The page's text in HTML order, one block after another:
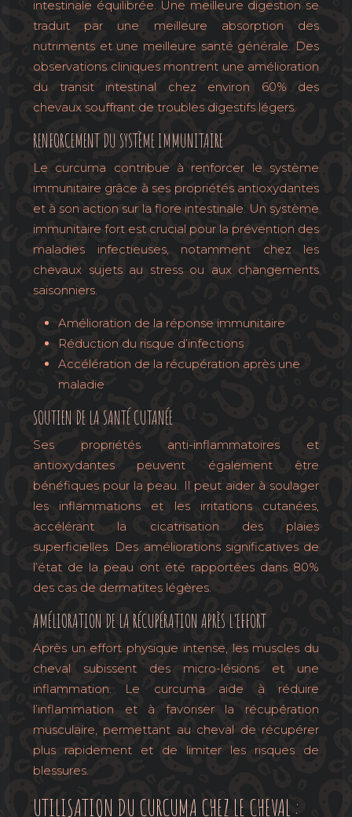
intestinale équilibrée. Une meilleure digestion se
traduit par une meilleure absorption des
nutriments et une meilleure santé générale. Des
observations cliniques montrent une amélioration
du transit intestinal chez environ 60% des
chevaux souffrant de troubles digestifs légers.
RENFORCEMENT DU SYSTÈME IMMUNITAIRE
Le curcuma contribue à renforcer le système
immunitaire grâce à ses propriétés antioxydantes
et à son action sur la flore intestinale. Un système
immunitaire fort est crucial pour la prévention des
maladies infectieuses, notamment chez les
chevaux sujets au stress ou aux changements
saisonniers.
Amélioration de la réponse immunitaire
Réduction du risque d’infections
Accélération de la récupération après une
maladie
SOUTIEN DE LA SANTÉ CUTANÉE
Ses propriétés anti-inflammatoires et
antioxydantes peuvent également être
bénéfiques pour la peau. Il peut aider à soulager
les inflammations et les irritations cutanées,
accélérant la cicatrisation des plaies
superficielles. Des améliorations significatives de
l’état de la peau ont été rapportées dans 80%
des cas de dermatites légères.
AMÉLIORATION DE LA RÉCUPÉRATION APRÈS L’EFFORT
Après un effort physique intense, les muscles du
cheval subissent des micro-lésions et une
inflammation. Le curcuma aide à réduire
l’inflammation et à favoriser la récupération
musculaire, permettant au cheval de récupérer
plus rapidement et de limiter les risques de
blessures.
UTILISATION DU CURCUMA CHEZ LE CHEVAL :